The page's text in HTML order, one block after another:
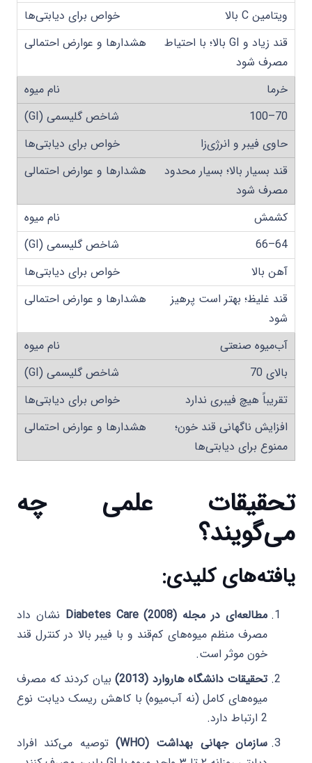
ویتامین C بالا
قند زیاد و GI بالا؛ با احتیاط
مصرف شود
خرما
70–100
حاوی فیبر و انرژی‌زا
قند بسیار بالا؛ بسیار محدود
مصرف شود
کشمش
64–66
آهن بالا
قند غلیظ؛ بهتر است پرهیز
شود
آب‌میوه صنعتی
بالای 70
تقریباً هیچ فیبری ندارد
افزایش ناگهانی قند خون؛
ممنوع برای دیابتی‌ها
تحقیقات علمی چه
می‌گویند؟
یافته‌های کلیدی:
مطالعه‌ای در مجله Diabetes Care (2008)
نشان داد
مصرف منظم میوه‌های کم‌قند و با فیبر بالا در کنترل قند
خون موثر است.
تحقیقات دانشگاه هاروارد (2013)
بیان کردند که مصرف
میوه‌های کامل (نه آب‌میوه) با کاهش ریسک دیابت نوع
2 ارتباط دارد.
سازمان جهانی بهداشت (WHO)
توصیه می‌کند افراد